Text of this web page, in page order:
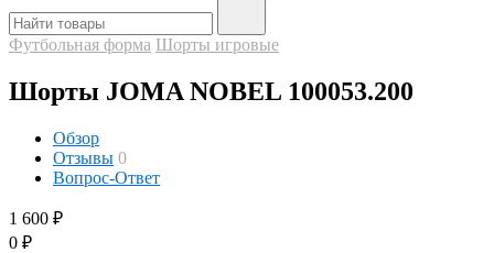
Футбольная форма Шорты игровые
Шорты JOMA NOBEL 100053.200
Обзор
Отзывы 0
Вопрос-Ответ
1 600 ₽
0 ₽